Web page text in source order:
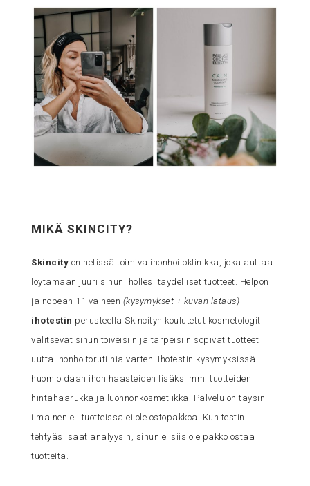
MIKÄ SKINCITY?
Skincity on netissä toimiva ihonhoitoklinikka, joka auttaa
löytämään juuri sinun ihollesi täydelliset tuotteet. Helpon
ja nopean 11 vaiheen (kysymykset + kuvan lataus)
ihotestin perusteella Skincityn koulutetut kosmetologit
valitsevat sinun toiveisiin ja tarpeisiin sopivat tuotteet
uutta ihonhoitorutiinia varten. Ihotestin kysymyksissä
huomioidaan ihon haasteiden lisäksi mm. tuotteiden
hintahaarukka ja luonnonkosmetiikka. Palvelu on täysin
ilmainen eli tuotteissa ei ole ostopakkoa. Kun testin
tehtyäsi saat analyysin, sinun ei siis ole pakko ostaa
tuotteita.